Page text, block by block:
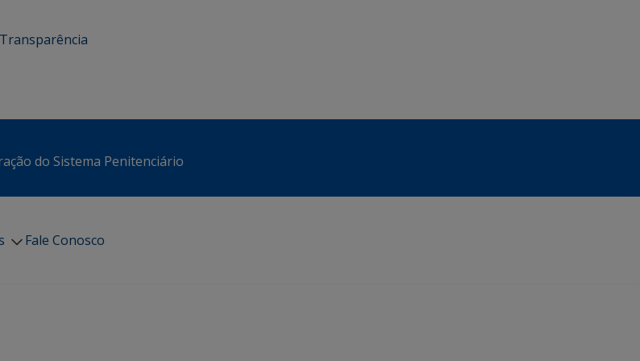
Transparência
do Sistema Penitenciário
Fale Conosco